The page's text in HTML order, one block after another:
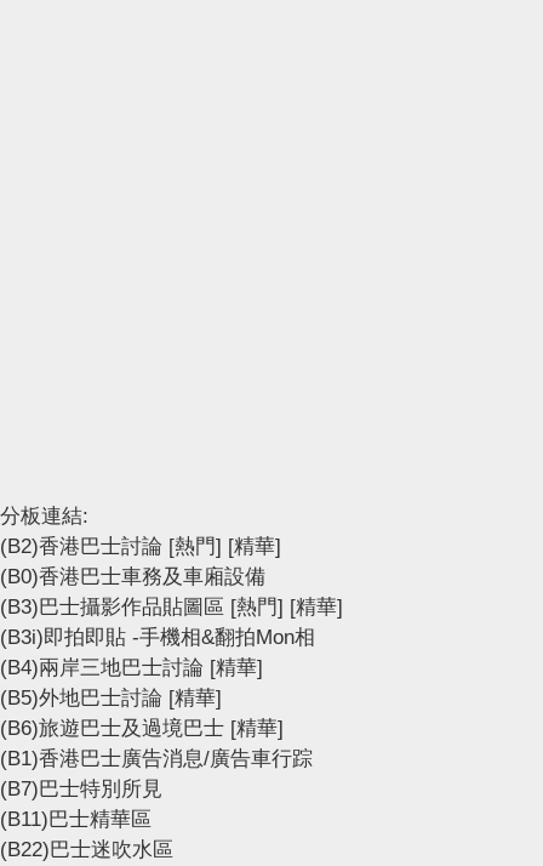
分板連結:
(B2)香港巴士討論 [熱門] [精華]
(B0)香港巴士車務及車廂設備
(B3)巴士攝影作品貼圖區 [熱門] [精華]
(B3i)即拍即貼 -手機相&翻拍Mon相
(B4)兩岸三地巴士討論 [精華]
(B5)外地巴士討論 [精華]
(B6)旅遊巴士及過境巴士 [精華]
(B1)香港巴士廣告消息/廣告車行踪
(B7)巴士特別所見
(B11)巴士精華區
(B22)巴士迷吹水區